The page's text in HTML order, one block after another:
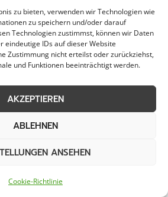
zu bieten, verwenden wir Technologien wie
zu speichern und/oder darauf
Technologien zustimmst, können wir Daten
eindeutige IDs auf dieser Website
Zustimmung nicht erteilst oder zurückziehst,
und Funktionen beeinträchtigt werden.
AKZEPTIEREN
ABLEHNEN
ANSEHEN
Cookie-Richtlinie
aufrechtzuerhalten.
in Nordrhein-Westfalen
vom professionellen
und Einfahrten von
Durch die Beauftragung
können sich
verlassen und so Unfälle und
Winter vermeiden. Gerade